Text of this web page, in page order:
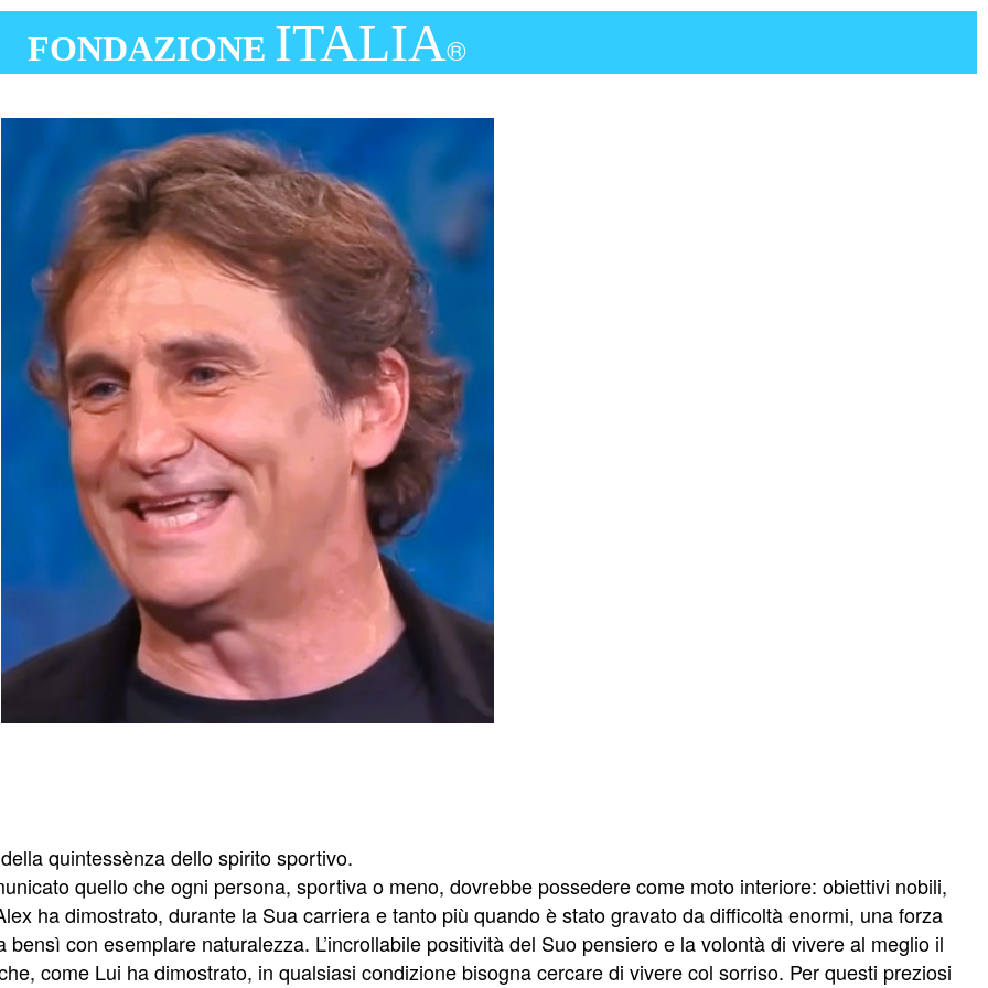
FONDAZIONE ITALIA®
quintessènza dello spirito sportivo.
quello che ogni persona, sportiva o meno, dovrebbe possedere come moto interiore: obiettivi nobili,
ha dimostrato, durante la Sua carriera e tanto più quando è stato gravato da difficoltà enormi, una forza
con esemplare naturalezza. L’incrollabile positività del Suo pensiero e la volontà di vivere al meglio il
come Lui ha dimostrato, in qualsiasi condizione bisogna cercare di vivere col sorriso. Per questi preziosi